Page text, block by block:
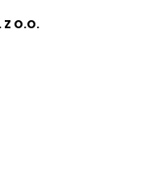
Z O.O.